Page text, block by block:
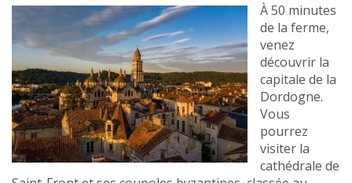
À 50 minutes
de la ferme,
venez
découvrir la
capitale de la
Dordogne.
Vous
pourrez
visiter la
cathédrale de